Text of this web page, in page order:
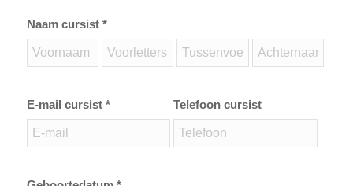
Naam cursist *
E-mail cursist * Telefoon cursist